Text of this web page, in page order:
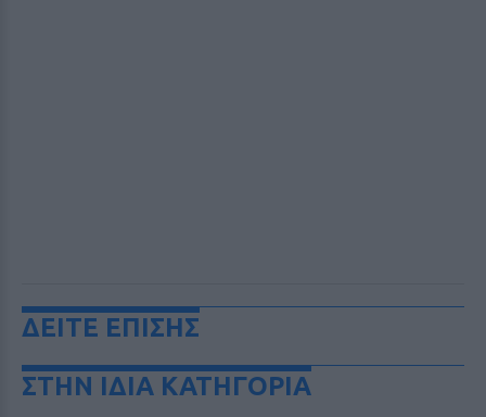
ΔΕΙΤΕ ΕΠΙΣΗΣ
ΣΤΗΝ ΙΔΙΑ ΚΑΤΗΓΟΡΙΑ